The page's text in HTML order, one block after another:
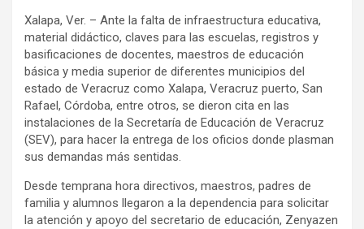
Xalapa, Ver. – Ante la falta de infraestructura educativa,
material didáctico, claves para las escuelas, registros y
basificaciones de docentes, maestros de educación
básica y media superior de diferentes municipios del
estado de Veracruz como Xalapa, Veracruz puerto, San
Rafael, Córdoba, entre otros, se dieron cita en las
instalaciones de la Secretaría de Educación de Veracruz
(SEV), para hacer la entrega de los oficios donde plasman
sus demandas más sentidas.
Desde temprana hora directivos, maestros, padres de
familia y alumnos llegaron a la dependencia para solicitar
la atención y apoyo del secretario de educación, Zenyazen